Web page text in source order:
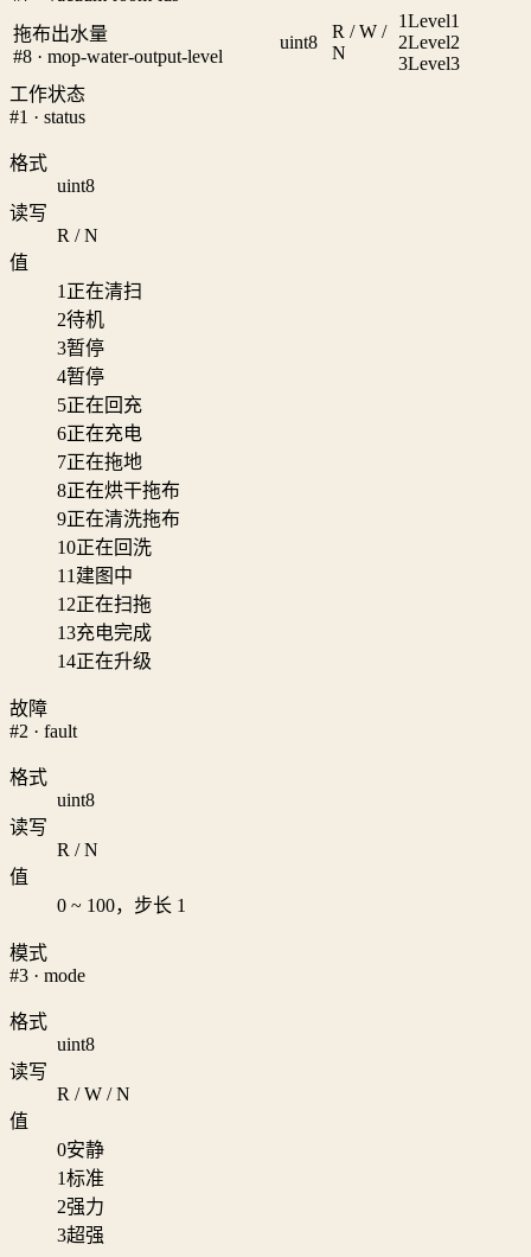
拖布出水量
#8 · mop-water-output-level
uint8
R / W /
N
1Level1
2Level2
3Level3
工作状态
#1 · status
格式
uint8
读写
R / N
值
1 正在清扫
2待机
3暂停
4暂停
5正在回充
6正在充电
7正在拖地
8正在烘干拖布
9正在清洗拖布
10正在回洗
11 建图中
12正在扫拖
13充电完成
14正在升级
故障
#2 · fault
格式
uint8
读写
R / N
值
0 ~ 100，步长 1
模式
#3 · mode
格式
uint8
读写
R / W / N
值
0安静
1标准
2强力
3超强